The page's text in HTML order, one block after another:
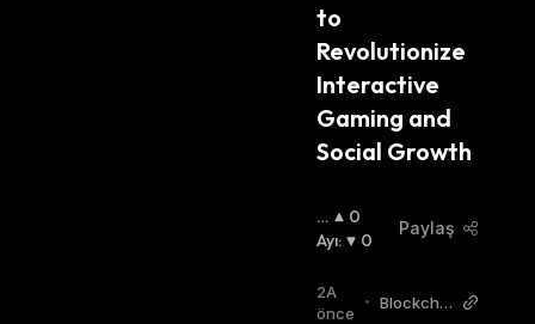
to
Revolutionize
Interactive
Gaming and
Social Growth
B
O
A
:
0
Ayı: 0
Paylaş
2A
önce
• Blockchai